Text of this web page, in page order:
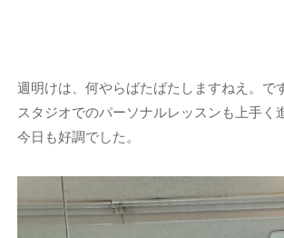
週明けは、何やらばたばたしますねえ。で
スタジオでのパーソナルレッスンも上手く
今日も好調でした。